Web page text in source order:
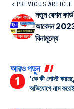
PREVIOUS ARTICLE
নতুন রেশন
আবেদন 2023
বিনামূল্যে
আরও পড়ুন
‘কে কী পোস্ট
অভিযোগে নাম করেই